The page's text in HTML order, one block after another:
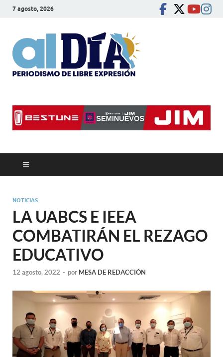
7 agosto, 2026
NOTICIAS
LA UABCS E IEEA
COMBATIRÁN EL REZAGO
EDUCATIVO
12 agosto, 2022 - por MESA DE REDACCIÓN